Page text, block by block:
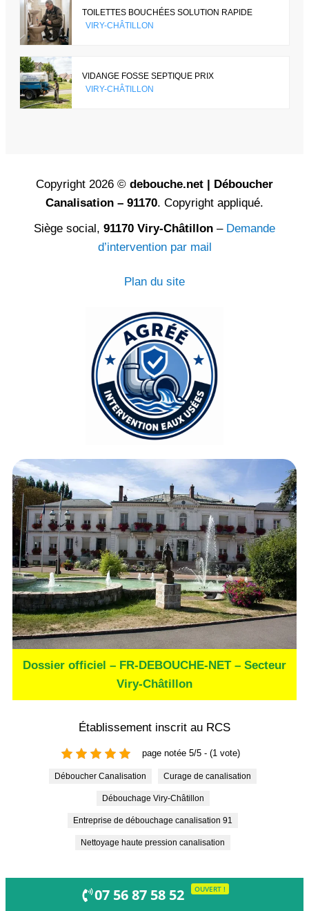
TOILETTES BOUCHÉES SOLUTION RAPIDE
VIRY-CHÂTILLON
VIDANGE FOSSE SEPTIQUE PRIX
VIRY-CHÂTILLON
Copyright 2026 © debouche.net | Déboucher
Canalisation – 91170. Copyright appliqué.
Siège social, 91170 Viry-Châtillon – Demande
d’intervention par mail
Plan du site
Dossier officiel – FR-DEBOUCHE-NET – Secteur
Viry-Châtillon
Établissement inscrit au RCS
page notée 5/5 - (1 vote)
Déboucher Canalisation Curage de canalisation
Débouchage Viry-Châtillon
entreprise de débouchage canalisation 91
nettoyage haute pression canalisation
07 56 87 58 52 OUVERT !